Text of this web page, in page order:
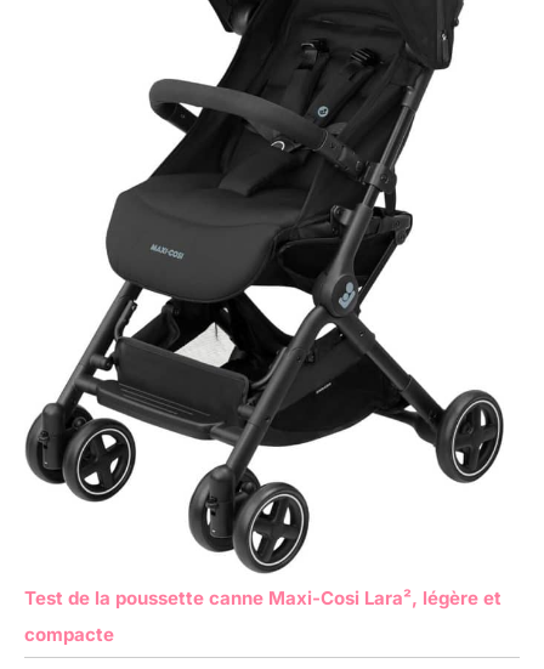
Test de la poussette canne Maxi-Cosi Lara², légère et
compacte